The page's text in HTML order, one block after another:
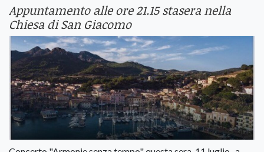
Appuntamento alle ore 21.15 stasera nella
Chiesa di San Giacomo